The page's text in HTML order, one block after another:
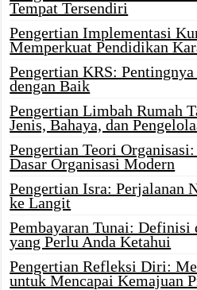
Tempat Tersendiri
Pengertian Implementasi
Memperkuat Pendidikan
Pengertian KRS:
dengan Baik
Pengertian Limbah Rumah
Jenis, Bahaya, dan
Pengertian Teori
Dasar Organisasi Modern
Pengertian Isra: Perjalanan
ke Langit
Pembayaran Tunai:
yang Perlu Anda Ketahui
Pengertian Refleksi Diri:
untuk Mencapai Kemajuan